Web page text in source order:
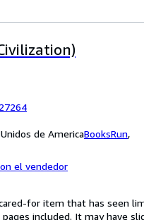
de AmericaBooksRun,
el vendedor
for item that has seen
included. It may have